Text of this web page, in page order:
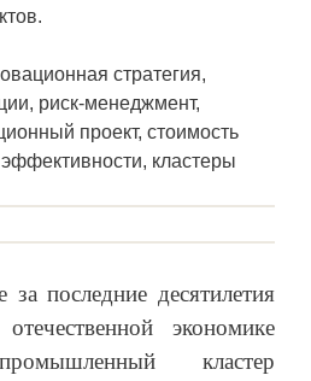
стратегия,
риск-менеджмент,
проект, стоимость
кластеры
последние десятилетия
экономике
кластер